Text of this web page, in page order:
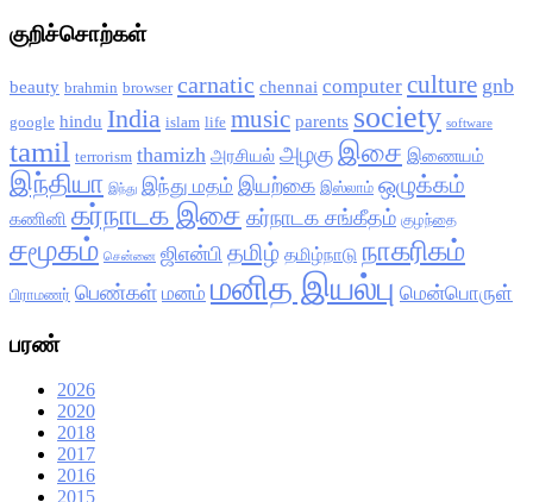
குறிச்சொற்கள்
beauty brahmin browser carnatic chennai computer culture gnb
google hindu India islam life music parents society software
tamil terrorism thamizh அரசியல் அழகு இசை இணையம்
இந்தியா இந்து இந்து மதம் இயற்கை இஸ்லாம் ஒழுக்கம்
கணினி கர்நாடக இசை கர்நாடக சங்கீதம் குழந்தை
சமூகம் சென்னை ஜிஎன்பி தமிழ் தமிழ்நாடு நாகரிகம்
பிராமணர் பெண்கள் மனம் மனித இயல்பு மென்பொருள்
பரண்
2026
2020
2018
2017
2016
2015